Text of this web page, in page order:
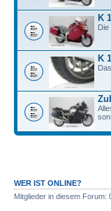
K
K
WER IST ONLINE?
Mitglieder in diesem Forum: